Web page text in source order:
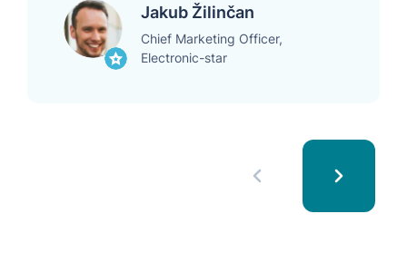
Jakub Žilinčan
Chief Marketing Officer,
Electronic-star